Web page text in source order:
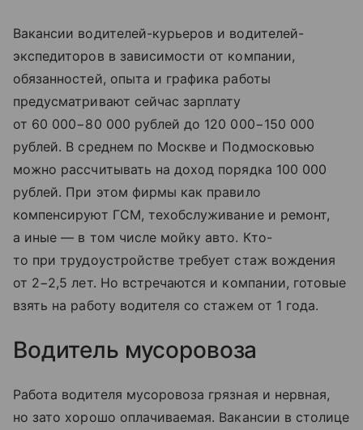
Вакансии водителей-курьеров и водителей-
экспедиторов в зависимости от компании,
обязанностей, опыта и графика работы
предусматривают сейчас зарплату
от 60 000−80 000 рублей до 120 000−150 000
рублей. В среднем по Москве и Подмосковью
можно рассчитывать на доход порядка 100 000
рублей. При этом фирмы как правило
компенсируют ГСМ, техобслуживание и ремонт,
а иные — в том числе мойку авто. Кто-
то при трудоустройстве требует стаж вождения
от 2−2,5 лет. Но встречаются и компании, готовые
взять на работу водителя со стажем от 1 года.
Водитель мусоровоза
Работа водителя мусоровоза грязная и нервная,
но зато хорошо оплачиваемая. Вакансии в столице